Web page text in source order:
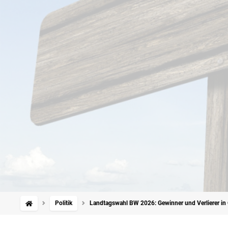
Politik Landtagswahl BW 2026: Gewinner und Verlierer in